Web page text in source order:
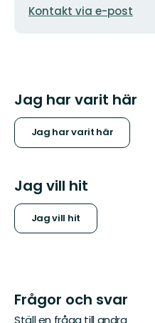
postadress
Kontakt via e-post
Jag har varit här
Jag har varit här
Jag vill hit
Jag vill hit
Frågor och svar
Ställ en fråga till andra